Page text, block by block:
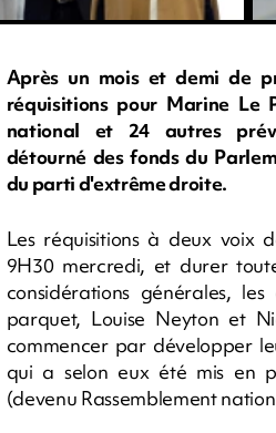
Après un mois et demi de
réquisitions pour Marine Le
national et 24 autres
détourné des fonds du
du parti d'extrême droite.
Les réquisitions à deux voix
9H30 mercredi, et durer
considérations générales,
parquet, Louise Neyton et
commencer par développer
qui a selon eux été mis en
(devenu Rassemblement